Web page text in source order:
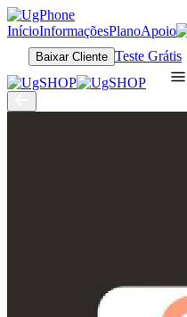
InícioInformaçõesPlanoApoio
Baixar Cliente Teste Grátis